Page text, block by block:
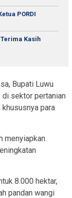
PORDI
Kasih
Bupati Luwu
di sektor pertanian
para
menyiapkan
8.000 hektar,
pandan wangi